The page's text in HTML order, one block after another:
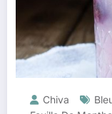
Chiva